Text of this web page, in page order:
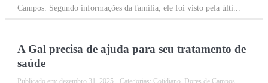
Campos. Segundo informações da família, ele foi visto pela últi...
A Gal precisa de ajuda para seu tratamento de
saúde
Publicado em: dezembro 31, 2025 Categorias: Cotidiano, Dores de Campos